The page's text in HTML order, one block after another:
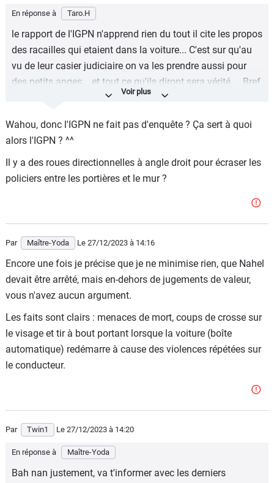
En réponse à Taro.H
le rapport de l'IGPN n'apprend rien du tout il cite les propos
des racailles qui etaient dans la voiture... C'est sur qu'au
vu de leur casier judiciaire on va les prendre aussi pour
des petits anges... et tout ce qu'ils diront sera vérité ... Bref
y'a rien de concluant ce qui est concluant. Délinquant bien
poursuite , délits de fuite et une video qui montre très bien
les policiers acculés entre la voiture et la parois... Au
moindre mouvement de la voiture a leur place j'aurais pas
hésité a me dire est ce qu'il part vers la route ou est qu'il
avait été prévenu. il en a pas tenu compte il est mort bon
débarras.
Wahou, donc l'IGPN ne fait pas d'enquête ? Ça sert à quoi
alors l'IGPN ? ^^
Il y a des roues directionnelles à angle droit pour écraser les
policiers entre les portières et le mur ?
Par Maître-Yoda Le 27/12/2023 à 14:16
Encore une fois je précise que je ne minimise rien, que Nahel
devait être arrêté, mais en-dehors de jugements de valeur,
vous n'avez aucun argument.
Les faits sont clairs : menaces de mort, coups de crosse sur
le visage et tir à bout portant lorsque la voiture (boîte
automatique) redémarre à cause des violences répétées sur
le conducteur.
Par Twin1 Le 27/12/2023 à 14:20
En réponse à Maître-Yoda
Bah nan justement, va t'informer avec les derniers